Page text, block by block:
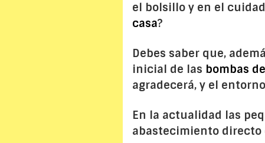
el bolsillo y en el
casa?
Debes saber que,
inicial de las bombas
agradecerá, y el
En la actualidad las
abastecimiento directo